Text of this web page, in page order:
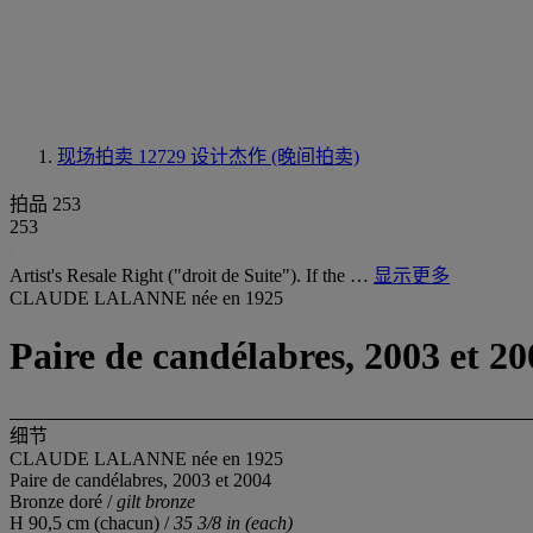
现场拍卖 12729 设计杰作 (晚间拍卖)
拍品 253
253
Artist's Resale Right ("droit de Suite"). If the … 显示更多
CLAUDE LALANNE née en 1925
Paire de candélabres, 2003 et
细节
CLAUDE LALANNE née en 1925
Paire de candélabres, 2003 et 2004
Bronze doré /gilt bronze
H 90,5 cm (chacun) /35 3/8 in (each)